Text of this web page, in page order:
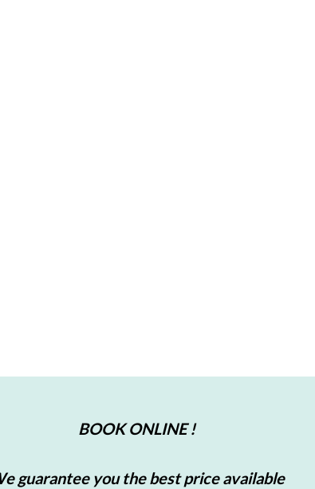
BOOK ONLINE !
guarantee you the best price available